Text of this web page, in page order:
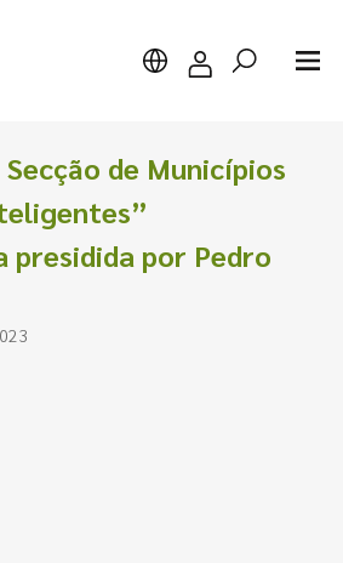
de Municípios
presidida por Pedro